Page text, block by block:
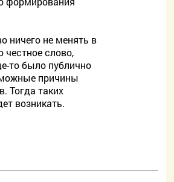
ничего не менять в
честное слово,
то было публично
причины
Тогда таких
возникать.